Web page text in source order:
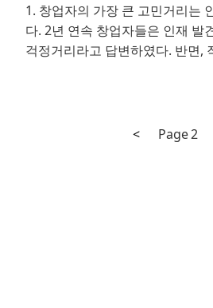
1. 창업자의 가장 큰 고민거리는
다. 2년 연속 창업자들은 인재 발
걱정거리라고 답변하였다. 반면,
Previous
< Page2